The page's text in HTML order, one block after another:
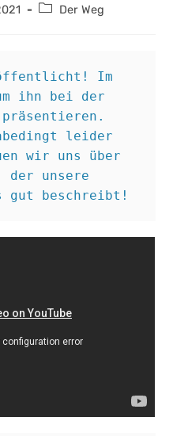
Beitrags-
Der Weg
Im
ihn bei der
leider
wir uns über
der unsere
gut beschreibt!